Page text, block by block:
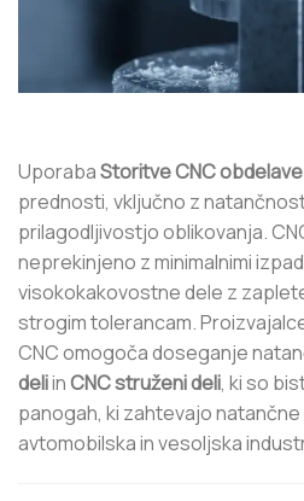
UporabaStoritve CNC obdelave
prednosti, vključno z
prilagodljivostjo oblikovanja.
neprekinjeno z minimalnimi
visokokakovostne dele z
strogim tolerancam.
CNC omogoča doseganje
deliinCNC struženi deli, ki so
panogah, ki zahtevajo
avtomobilska in vesoljska